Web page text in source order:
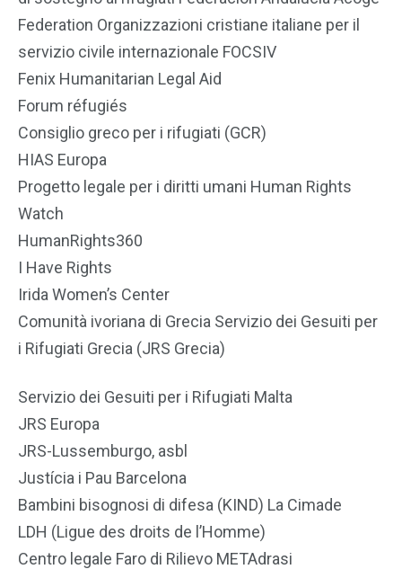
Federation Organizzazioni cristiane italiane per il
servizio civile internazionale FOCSIV
Fenix Humanitarian Legal Aid
Forum réfugiés
Consiglio greco per i rifugiati (GCR)
HIAS Europa
Progetto legale per i diritti umani Human Rights
Watch
HumanRights360
I Have Rights
Ιrida Women’s Center
Comunità ivoriana di Grecia Servizio dei Gesuiti per
i Rifugiati Grecia (JRS Grecia)
Servizio dei Gesuiti per i Rifugiati Malta
JRS Europa
JRS-Lussemburgo, asbl
Justícia i Pau Barcelona
Bambini bisognosi di difesa (KIND) La Cimade
LDH (Ligue des droits de l’Homme)
Centro legale Faro di Rilievo METAdrasi